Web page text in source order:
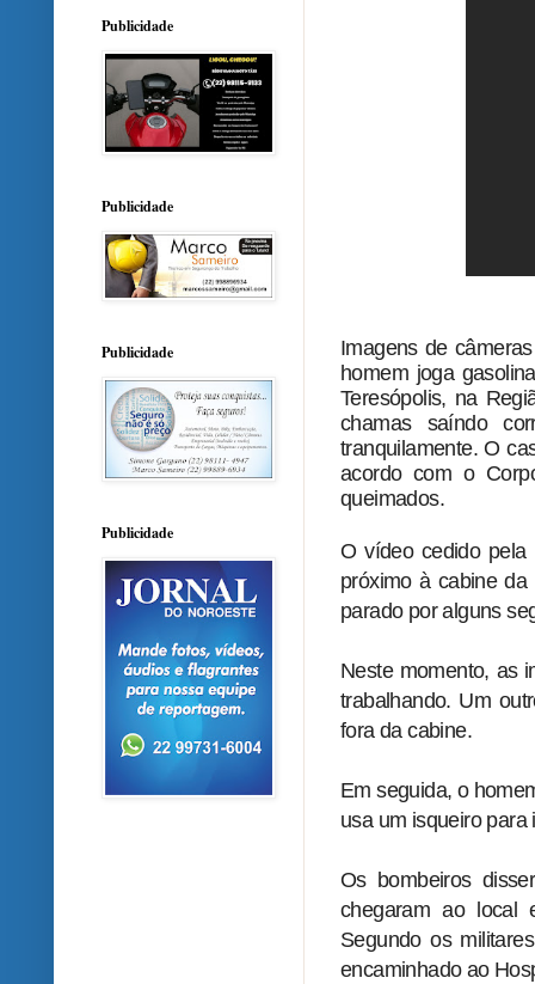
Imagens de
homem joga
Teresópolis, na
chamas saíndo
tranquilamente. O
acordo com o
queimados.
O vídeo cedido pela
próximo à cabine
parado por alguns
Neste momento, as
trabalhando. Um
fora da cabine.
Em seguida, o
usa um isqueiro para
Os bombeiros
chegaram ao local
Segundo os
encaminhado ao
Publicidade
Publicidade
Publicidade
Publicidade